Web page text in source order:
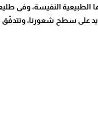
الطبيعية النفيسة، وفى
على سطح شعورنا، وتتدفّق